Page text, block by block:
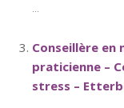
...
Conseillère
praticienne –
stress –